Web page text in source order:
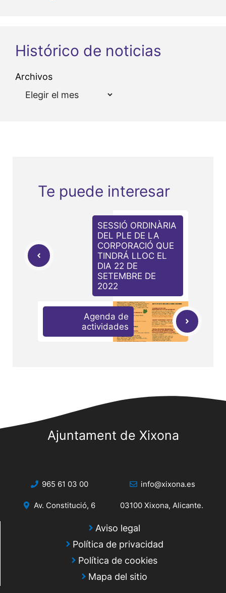
Histórico de noticias
Archivos
Te puede interesar
SESSIÓ ORDINÀRIA
DEL PLE DE LA
CORPORACIÓ QUE
TINDRÁ LLOC EL
DIA 22 DE
SETEMBRE DE
2022
Agenda de
actividades
Ajuntament de Xixona
965 61 03 00 info@xixona.es
Av. Constitució, 6 03100 Xixona, Alicante.
Aviso legal
Política de privacidad
Política de cookies
Mapa del sitio